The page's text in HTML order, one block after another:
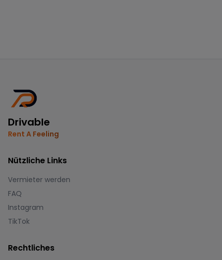
Drivable
Rent A Feeling
Nützliche Links
Vermieter werden
FAQ
Instagram
TikTok
Rechtliches